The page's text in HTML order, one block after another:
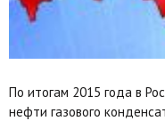
По итогам 2015 года в
нефти газового